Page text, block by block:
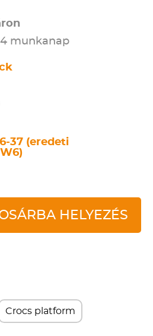
4 munkanap
37 (eredeti
HELYEZÉS
Crocs platform